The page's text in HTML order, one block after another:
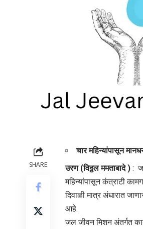
SHARE
चार महिन्यांपासून
उरण (विठ्ठल ममताबादे ) :
महिन्यांपासून कंत्राटी
दिवाळी मात्र अंधारात
आहे.
जल जीवन मिशन अंतर्गत